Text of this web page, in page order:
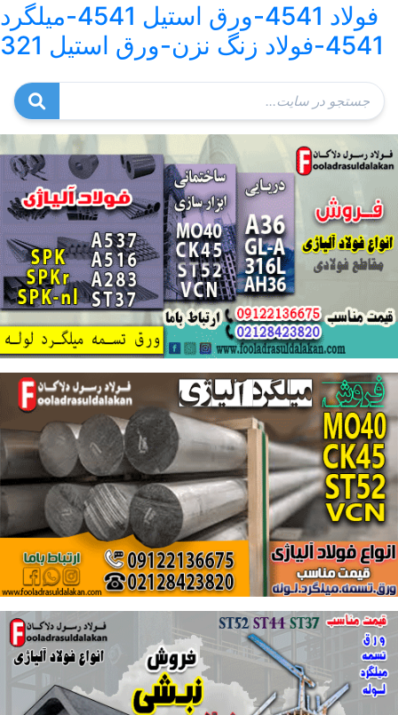
فولاد 4541-ورق استیل 4541-میلگرد
4541-فولاد زنگ نزن-ورق استیل 321